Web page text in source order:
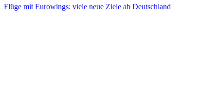
Flüge mit Eurowings: viele neue Ziele ab Deutschland